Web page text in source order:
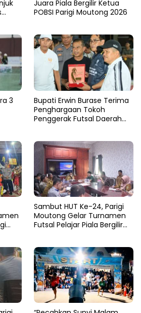
Juara Piala Bergilir Ketua
POBSI Parigi Moutong 2026
3
Bupati Erwin Burase Terima
Penghargaan Tokoh
Penggerak Futsal Daerah
Sambut HUT Ke-24, Parigi
Moutong Gelar Turnamen
Futsal Pelajar Piala Bergilir